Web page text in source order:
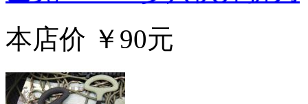
本店价 ￥90元